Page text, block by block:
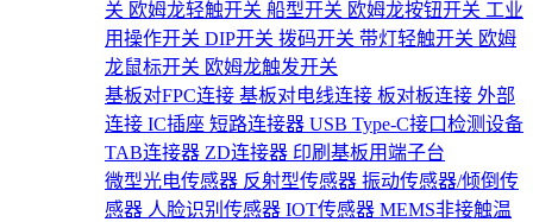
关 欧姆龙轻触开关 船型开关 欧姆龙按钮开关 工业
用操作开关 DIP开关 拨码开关 带灯轻触开关 欧姆
龙鼠标开关 欧姆龙触发开关
基板对FPC连接 基板对电线连接 板对板连接 外部
连接 IC插座 短路连接器 USB Type-C接口检测设备
TAB连接器 ZD连接器 印刷基板用端子台
微型光电传感器 反射型传感器 振动传感器/倾倒传
感器 人脸识别传感器 IOT传感器 MEMS非接触温